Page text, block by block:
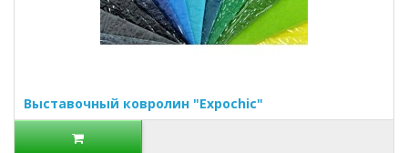
Выставочный ковролин "Expochic"